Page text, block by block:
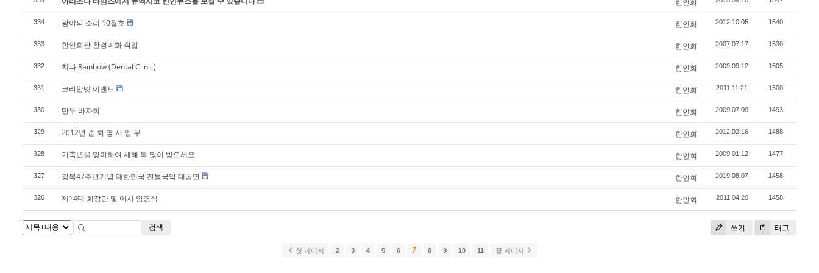
334 광야의 소리 10월호 한인회 2012.10.05 1540
333 한인회관 환경미화 작업 한인회 2007.07.17 1530
332 치과:Rainbow (Dental Clinic) 한인회 2009.09.12 1505
331 코리안넷 이벤트 한인회 2011.11.21 1500
330 만두 바자회 한인회 2009.07.09 1493
329 2012년 순 회 영 사 업 무 한인회 2012.02.16 1488
328 기축년을 맞이하여 새해 복 많이 받으세요 한인회 2009.01.12 1477
327 광복47주년기념 대한민국 전통국악 대공연 한인회 2019.08.07 1458
326 제14대 회장단 및 이사 임명식 한인회 2011.04.20 1458
쓰기 태그
검색
첫 페이지 2 3 4 5 6 7 8 9 10 11 끝 페이지